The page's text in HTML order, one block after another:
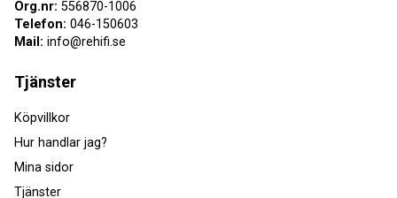
Org.nr: 556870-1006
Telefon: 046-150603
Mail: info@rehifi.se
Tjänster
Köpvillkor
Hur handlar jag?
Mina sidor
Tjänster